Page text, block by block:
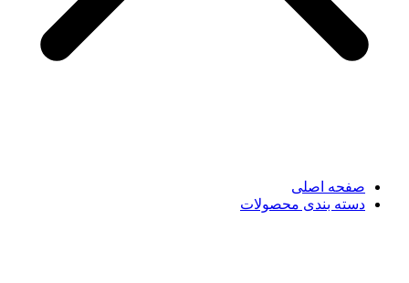
صفحه اصلی
دسته بندی محصولات